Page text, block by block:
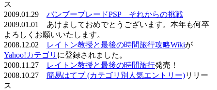
ス
2009.01.29 バンブーブレードPSP それからの挑戦
2009.01.01 あけましておめでとうございます。本年も何卒
よろしくお願いいたします。
2008.12.02
レイトン教授と最後の時間旅行攻略Wikiが
Yahoo!カテゴリ に登録されました。
2008.11.27
レイトン教授と最後の時間旅行発売！
2008.10.27 簡易はてブ (カテゴリ別人気エントリー)リリー
ス